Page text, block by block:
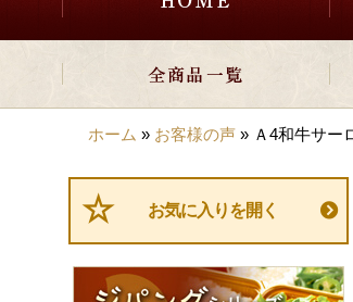
ホーム » お客様の声 » Ａ4和牛サー
お気に入りを開く
ジ